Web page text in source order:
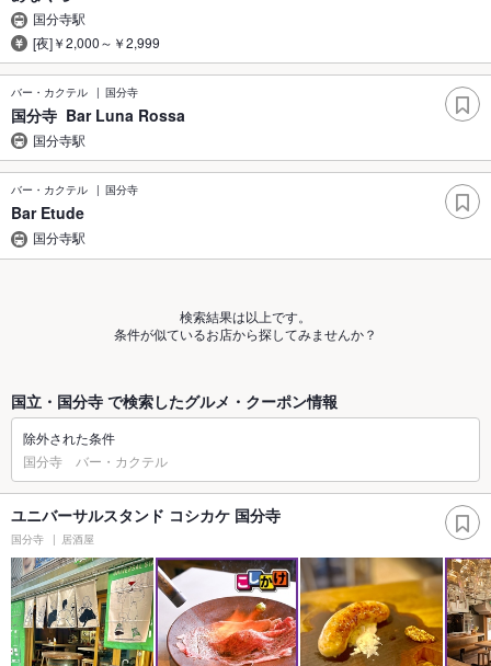
国分寺駅
[夜]￥2,000～￥2,999
バー・カクテル 国分寺
国分寺 Bar Luna Rossa
国分寺駅
バー・カクテル 国分寺
Bar Etude
国分寺駅
検索結果は以上です。
条件が似ているお店から探してみませんか？
国立・国分寺 で検索したグルメ・クーポン情報
除外された条件
国分寺 バー・カクテル
ユニバーサルスタンド コシカケ 国分寺
国分寺 居酒屋